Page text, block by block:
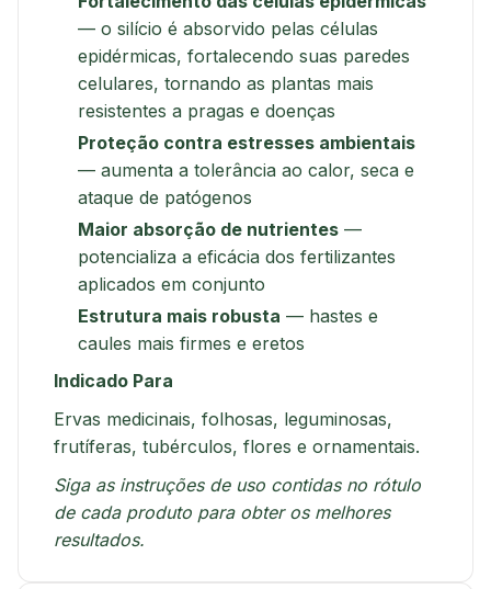
— o silício é absorvido pelas células
epidérmicas, fortalecendo suas paredes
celulares, tornando as plantas mais
resistentes a pragas e doenças
Proteção contra estresses ambientais
— aumenta a tolerância ao calor, seca e
ataque de patógenos
Maior absorção de nutrientes —
potencializa a eficácia dos fertilizantes
aplicados em conjunto
Estrutura mais robusta — hastes e
caules mais firmes e eretos
Indicado Para
Ervas medicinais, folhosas, leguminosas,
frutíferas, tubérculos, flores e ornamentais.
Siga as instruções de uso contidas no rótulo
de cada produto para obter os melhores
resultados.